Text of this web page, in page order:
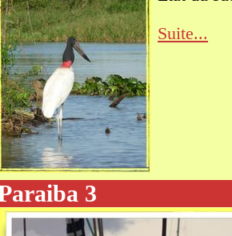
Suite...
3